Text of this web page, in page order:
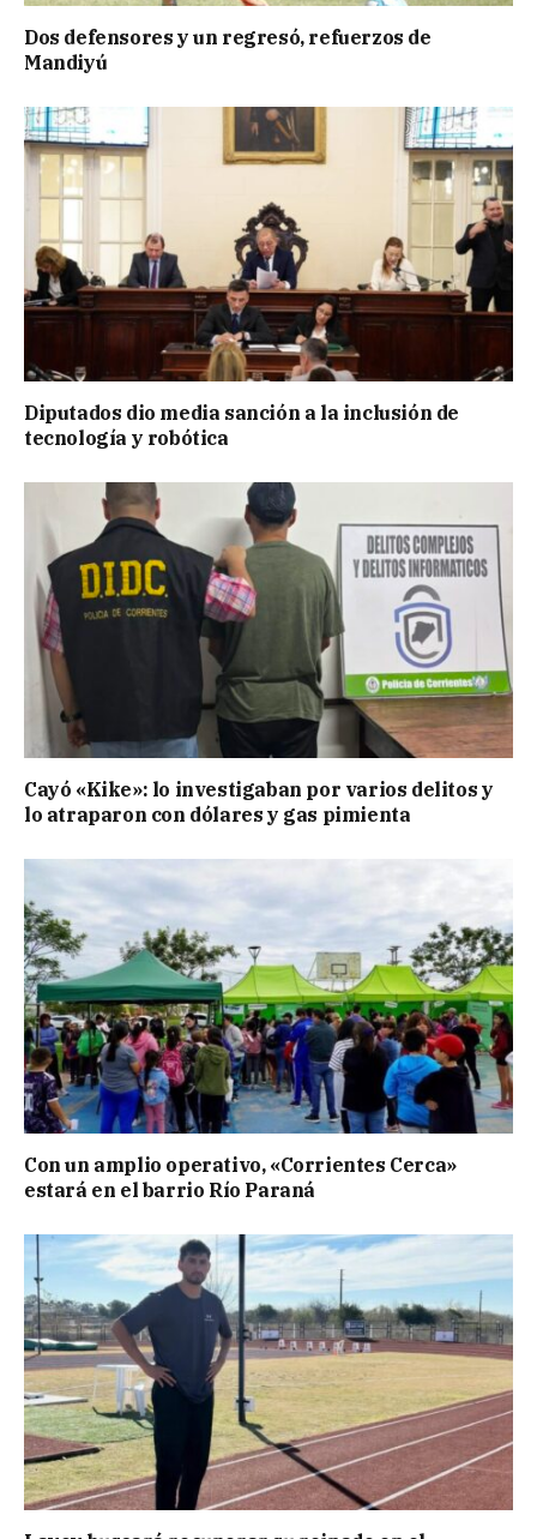
Dos defensores y un regresó, refuerzos de
Mandiyú
Diputados dio media sanción a la inclusión de
tecnología y robótica
Cayó «Kike»: lo investigaban por varios delitos y
lo atraparon con dólares y gas pimienta
Con un amplio operativo, «Corrientes Cerca»
estará en el barrio Río Paraná